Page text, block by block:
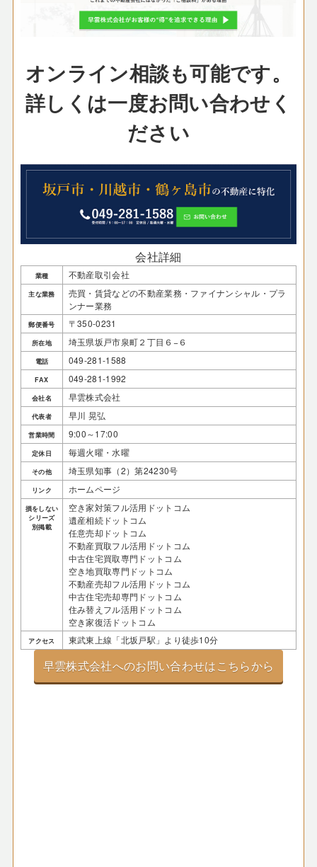
オンライン相談も可能です。
詳しくは一度お問い合わせく
ださい
会社詳細
業種 不動産取引会社
主な業務
売買・賃貸などの不動産業務・ファイナンシャル・プラ
ンナー業務
郵便番号 〒350-0231
所在地 埼玉県坂戸市泉町２丁目６−６
電話 049-281-1588
FAX 049-281-1992
会社名 早雲株式会社
代表者 早川 晃弘
営業時間 9:00～17:00
定休日 毎週火曜・水曜
その他 埼玉県知事（2）第24230号
リンク ホームページ
損をしない
シリーズ
別掲載
空き家対策フル活用ドットコム
遺産相続ドットコム
任意売却ドットコム
不動産買取フル活用ドットコム
中古住宅買取専門ドットコム
空き地買取専門ドットコム
不動産売却フル活用ドットコム
中古住宅売却専門ドットコム
住み替えフル活用ドットコム
空き家復活ドットコム
アクセス 東武東上線「北坂戸駅」より徒歩10分
早雲株式会社へのお問い合わせはこちらから